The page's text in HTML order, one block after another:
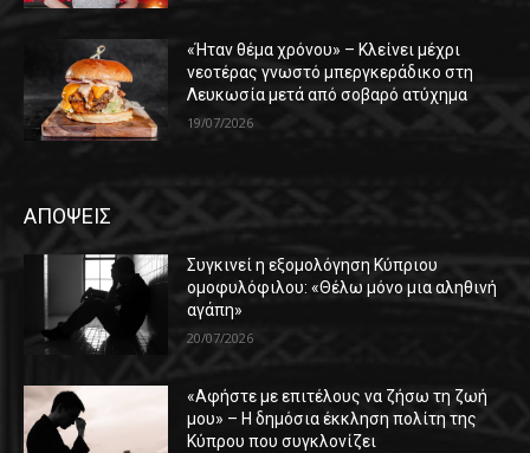
«Ήταν θέμα χρόνου» – Κλείνει μέχρι
νεοτέρας γνωστό μπεργκεράδικο στη
Λευκωσία μετά από σοβαρό ατύχημα
19/07/2026
ΑΠΟΨΕΙΣ
Συγκινεί η εξομολόγηση Κύπριου
ομοφυλόφιλου: «Θέλω μόνο μια αληθινή
αγάπη»
20/07/2026
«Αφήστε με επιτέλους να ζήσω τη ζωή
μου» – Η δημόσια έκκληση πολίτη της
Κύπρου που συγκλονίζει